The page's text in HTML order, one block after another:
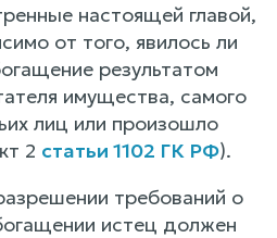
настоящей главой,
от того, явилось ли
результатом
имущества, самого
лиц или произошло
2 статьи 1102 ГК РФ).
требований о
истец должен